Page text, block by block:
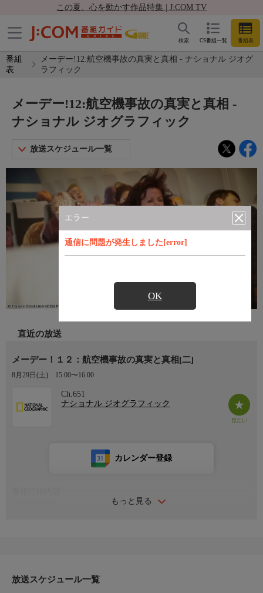
この夏、心を動かす作品特集 | J:COM TV
CS番組一覧 番組表
検索
番組
表
メーデー!12:航空機事故の真実と真相 - ナショナル ジオグ
ラフィック
エラー
通信に問題が発生しました[error]
OK
メーデー!12:航空機事故の真実と真相 -
ナショナル ジオグラフィック
放送スケジュール一覧
直近の放送
メーデー！１２：航空機事故の真実と真相[二]
8月29日(土) 15:00〜16:00
Ch.651
ナショナル ジオグラフィック
もっと見る
カレンダー登録
の最新作が登場！
放送スケジュール一覧